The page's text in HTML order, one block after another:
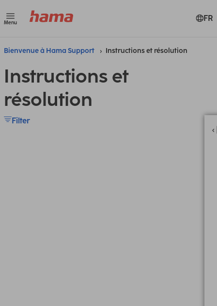
Menu FR
Bienvenue à Hama Support Instructions et résolution
Instructions et
résolution
Filter